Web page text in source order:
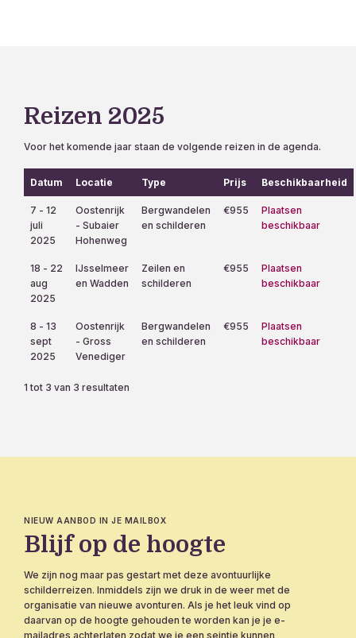
Reizen 2025
Voor het komende jaar staan de volgende reizen in de agenda.
Datum Locatie Type Prijs Beschikbaarheid
7 - 12
juli
2025
Oostenrijk
- Subaier
Hohenweg
Bergwandelen
en schilderen
€955
Plaatsen
beschikbaar
18 - 22
aug
2025
IJsselmeer
en Wadden
Zeilen en
schilderen
€955
Plaatsen
beschikbaar
8 - 13
sept
2025
Oostenrijk
- Gross
Venediger
Bergwandelen
en schilderen
€955
Plaatsen
beschikbaar
1 tot 3 van 3 resultaten
NIEUW AANBOD IN JE MAILBOX
Blijf op de hoogte
We zijn nog maar pas gestart met deze avontuurlijke
schilderreizen. Inmiddels zijn we druk in de weer met de
organisatie van nieuwe avonturen. Als je het leuk vind op
daarvan op de hoogte gehouden te worden kan je je e-
mailadres achterlaten zodat we je een seintje kunnen